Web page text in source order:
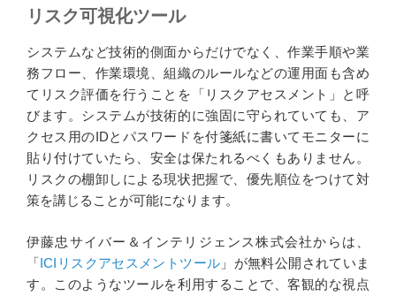
リスク可視化ツール
システムなど技術的側面からだけでなく、作業手順や業
務フロー、作業環境、組織のルールなどの運用面も含め
てリスク評価を行うことを「リスクアセスメント」と呼
びます。システムが技術的に強固に守られていても、ア
クセス用のIDとパスワードを付箋紙に書いてモニターに
貼り付けていたら、安全は保たれるべくもありません。
リスクの棚卸しによる現状把握で、優先順位をつけて対
策を講じることが可能になります。
伊藤忠サイバー＆インテリジェンス株式会社からは、
「ICIリスクアセスメントツール 」が無料公開されていま
す。このようなツールを利用することで、客観的な視点